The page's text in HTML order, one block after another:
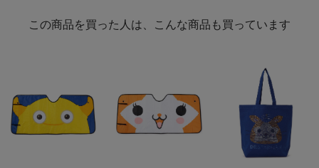
この商品を買った人は、こんな商品も買っています